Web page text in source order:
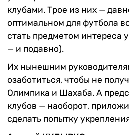
клубами. Трое из них —
оптимальном для футбола
стать предметом интереса
— и подавно).
Их нынешним
озаботиться, чтобы не
Олимпика и Шахаба. А
клубов — наоборот,
сделать попытку